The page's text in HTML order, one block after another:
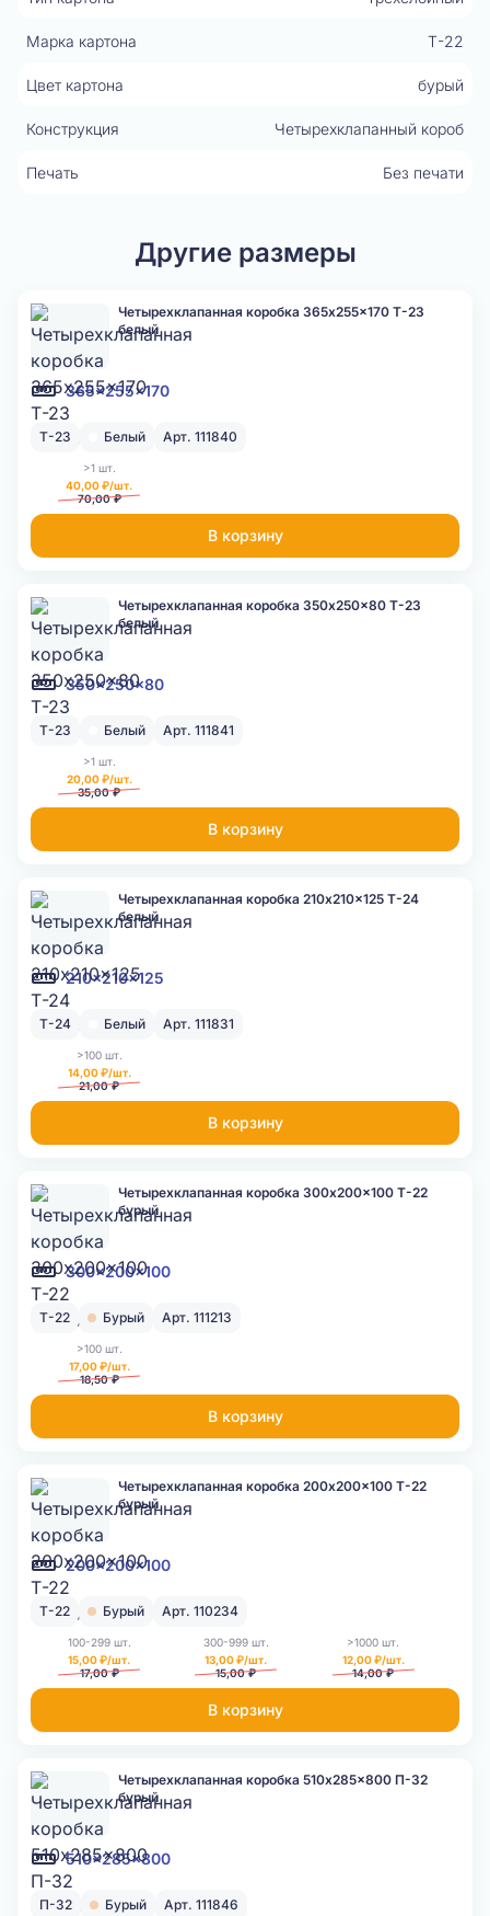
Марка картона Т-22
Цвет картона бурый
Конструкция Четырехклапанный короб
Печать Без печати
Другие размеры
365x255x170
Четырехклапанная коробка 365x255x170 Т-23
белый
Т-23 Белый Арт. 111840
>1 шт.
40,00 ₽/шт.
70,00 ₽
В корзину
350x250x80
Четырехклапанная коробка 350x250x80 Т-23
белый
Т-23 Белый Арт. 111841
>1 шт.
20,00 ₽/шт.
35,00 ₽
В корзину
210x210x125
Четырехклапанная коробка 210x210x125 Т-24
белый
Т-24 Белый Арт. 111831
>100 шт.
14,00 ₽/шт.
21,00 ₽
В корзину
300x200x100
Четырехклапанная коробка 300x200x100 Т-22
бурый
Т-22 Бурый Арт. 111213
>100 шт.
17,00 ₽/шт.
18,50 ₽
В корзину
200x200x100
Четырехклапанная коробка 200x200x100 Т-22
бурый
Т-22 Бурый Арт. 110234
100-299 шт.
15,00 ₽/шт.
17,00 ₽
300-999 шт.
13,00 ₽/шт.
15,00 ₽
>1000 шт.
12,00 ₽/шт.
14,00 ₽
В корзину
510x285x800
Четырехклапанная коробка 510x285x800 П-32
бурый
П-32 Бурый Арт. 111846